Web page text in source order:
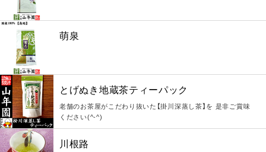
萌泉
とげぬき地蔵茶ティーパック
老舗のお茶屋がこだわり抜いた【掛川深蒸し茶】を 是非ご賞味
ください(^-^)
川根路